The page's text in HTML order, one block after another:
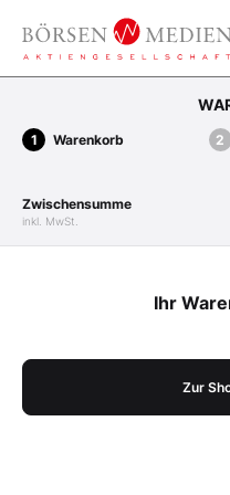
Warenkorb
Zwischensumme
inkl. MwSt.
Ihr
Zur